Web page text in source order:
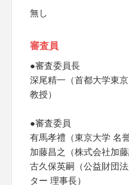
無し
審査員
●審査委員長
深尾精一（首都大学東
教授）
●審査委員
有馬孝禮（東京大学 名誉
加藤昌之（株式会社加藤
古久保英嗣（公益財団
ター 理事長）